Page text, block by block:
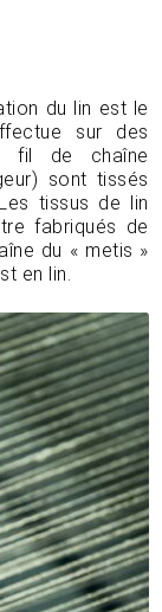
du lin est le
sur des
fil de chaîne
sont tissés
tissus de lin
fabriqués de
du « metis »
en lin.